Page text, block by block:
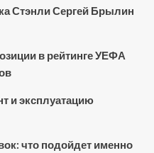
Стэнли Сергей Брылин
в рейтинге УЕФА
и эксплуатацию
что подойдет именно